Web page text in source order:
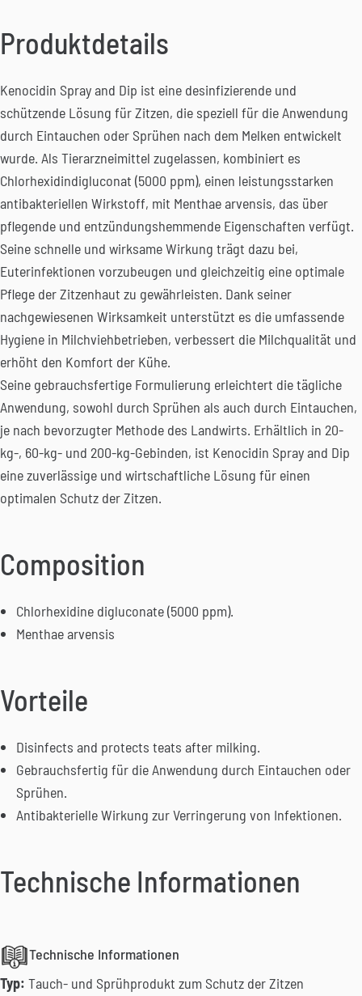
Produktdetails
Kenocidin Spray and Dip ist eine desinfizierende und
schützende Lösung für Zitzen, die speziell für die Anwendung
durch Eintauchen oder Sprühen nach dem Melken entwickelt
wurde. Als Tierarzneimittel zugelassen, kombiniert es
Chlorhexidindigluconat (5000 ppm), einen leistungsstarken
antibakteriellen Wirkstoff, mit Menthae arvensis, das über
pflegende und entzündungshemmende Eigenschaften verfügt.
Seine schnelle und wirksame Wirkung trägt dazu bei,
Euterinfektionen vorzubeugen und gleichzeitig eine optimale
Pflege der Zitzenhaut zu gewährleisten. Dank seiner
nachgewiesenen Wirksamkeit unterstützt es die umfassende
Hygiene in Milchviehbetrieben, verbessert die Milchqualität und
erhöht den Komfort der Kühe.
Seine gebrauchsfertige Formulierung erleichtert die tägliche
Anwendung, sowohl durch Sprühen als auch durch Eintauchen,
je nach bevorzugter Methode des Landwirts. Erhältlich in 20-
kg-, 60-kg- und 200-kg-Gebinden, ist Kenocidin Spray and Dip
eine zuverlässige und wirtschaftliche Lösung für einen
optimalen Schutz der Zitzen.
Composition
Chlorhexidine digluconate (5000 ppm).
Menthae arvensis
Vorteile
Disinfects and protects teats after milking.
Gebrauchsfertig für die Anwendung durch Eintauchen oder
Sprühen.
Antibakterielle Wirkung zur Verringerung von Infektionen.
Technische Informationen
Technische Informationen
Typ: Tauch- und Sprühprodukt zum Schutz der Zitzen